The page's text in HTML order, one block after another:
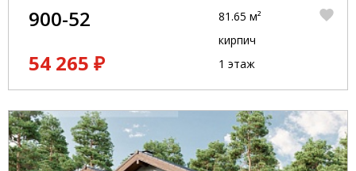
900-52
54 265 ₽
81.65 м²
кирпич
1 этаж